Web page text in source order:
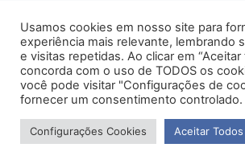
Portal do Servidor
Webmail
Administração
Usamos cookies em nosso site para
experiência mais relevante, lembrando
e visitas repetidas. Ao clicar em “Aceitar
concorda com o uso de TODOS os
você pode visitar "Configurações de
fornecer um consentimento controlado.
Configurações Cookies Aceitar Todos